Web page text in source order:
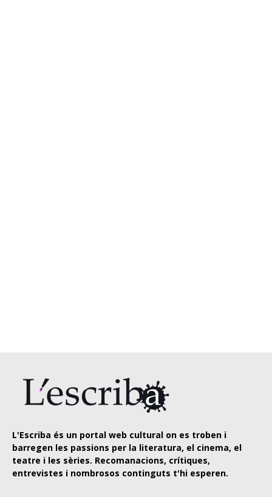
L'Escriba és un portal web cultural on es troben i
barregen les passions per la literatura, el cinema, el
teatre i les sèries. Recomanacions, crítiques,
entrevistes i nombrosos continguts t'hi esperen.